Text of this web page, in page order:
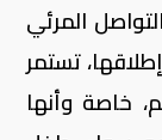
المرئي
تستمر
خاصة وأنها